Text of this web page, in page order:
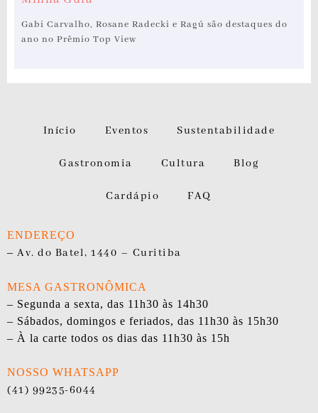
Gabi Carvalho, Rosane Radecki e Ragú são destaques do
ano no Prêmio Top View
Início Eventos Sustentabilidade
Gastronomia Cultura Blog
Cardápio FAQ
ENDEREÇO
– Av. do Batel, 1440 – Curitiba
MESA GASTRONÔMICA
– Segunda a sexta, das 11h30 às 14h30
– Sábados, domingos e feriados, das 11h30 às 15h30
– À la carte todos os dias das 11h30 às 15h
NOSSO WHATSAPP
(41) 99235-6044